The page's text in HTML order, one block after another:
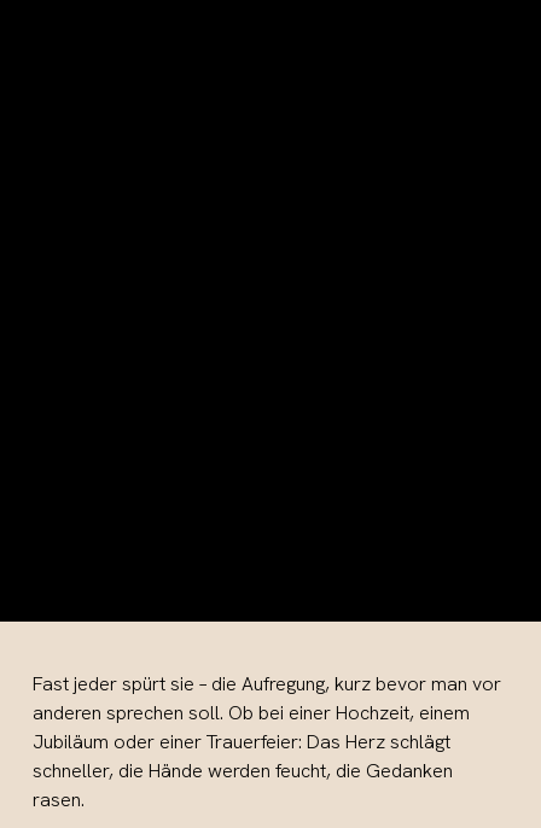
Fast jeder spürt sie – die Aufregung, kurz bevor man vor
anderen sprechen soll. Ob bei einer Hochzeit, einem
Jubiläum oder einer Trauerfeier: Das Herz schlägt
schneller, die Hände werden feucht, die Gedanken
rasen.